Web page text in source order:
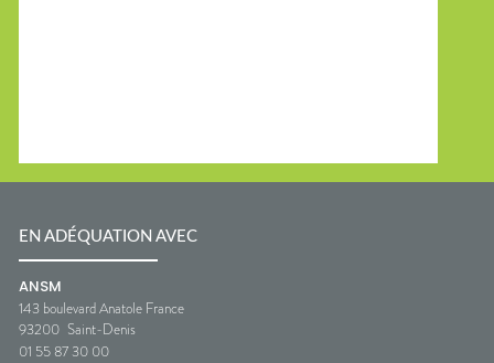
EN ADÉQUATION AVEC
ANSM
143 boulevard Anatole France
93200 Saint-Denis
01 55 87 30 00